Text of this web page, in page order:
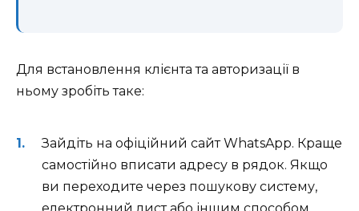
Для встановлення клієнта та авторизації в
ньому зробіть таке:
Зайдіть на офіційний сайт WhatsApp. Краще
самостійно вписати адресу в рядок. Якщо
ви переходите через пошукову систему,